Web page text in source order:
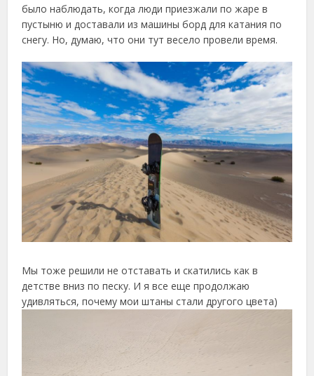
было наблюдать, когда люди приезжали по жаре в
пустыню и доставали из машины борд для катания по
снегу. Но, думаю, что они тут весело провели время.
Мы тоже решили не отставать и скатились как в
детстве вниз по песку. И я все еще продолжаю
удивляться, почему мои штаны стали другого цвета)